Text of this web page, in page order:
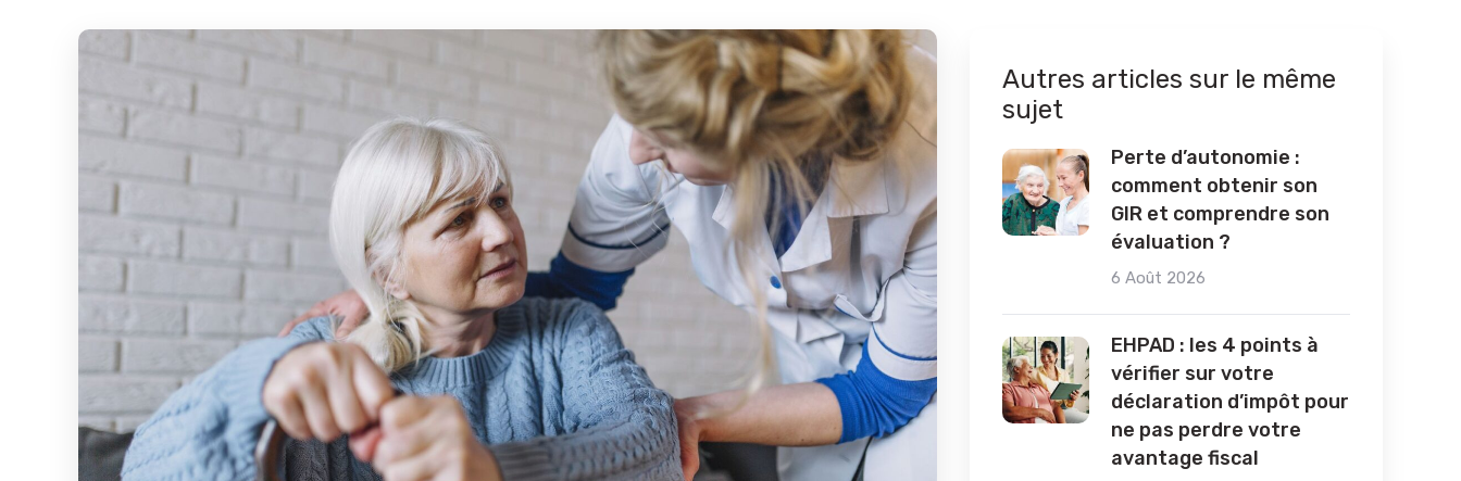
Autres articles sur le même
sujet
Perte d’autonomie :
comment obtenir son
GIR et comprendre son
évaluation ?
6 Août 2026
EHPAD : les 4 points à
vérifier sur votre
déclaration d’impôt pour
ne pas perdre votre
avantage fiscal